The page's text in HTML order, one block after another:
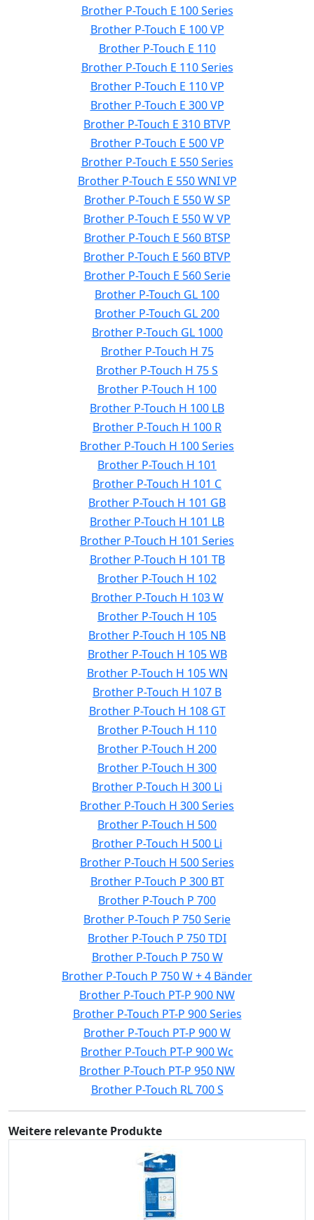
Brother P-Touch E 100 Series
Brother P-Touch E 100 VP
Brother P-Touch E 110
Brother P-Touch E 110 Series
Brother P-Touch E 110 VP
Brother P-Touch E 300 VP
Brother P-Touch E 310 BTVP
Brother P-Touch E 500 VP
Brother P-Touch E 550 Series
Brother P-Touch E 550 WNI VP
Brother P-Touch E 550 W SP
Brother P-Touch E 550 W VP
Brother P-Touch E 560 BTSP
Brother P-Touch E 560 BTVP
Brother P-Touch E 560 Serie
Brother P-Touch GL 100
Brother P-Touch GL 200
Brother P-Touch GL 1000
Brother P-Touch H 75
Brother P-Touch H 75 S
Brother P-Touch H 100
Brother P-Touch H 100 LB
Brother P-Touch H 100 R
Brother P-Touch H 100 Series
Brother P-Touch H 101
Brother P-Touch H 101 C
Brother P-Touch H 101 GB
Brother P-Touch H 101 LB
Brother P-Touch H 101 Series
Brother P-Touch H 101 TB
Brother P-Touch H 102
Brother P-Touch H 103 W
Brother P-Touch H 105
Brother P-Touch H 105 NB
Brother P-Touch H 105 WB
Brother P-Touch H 105 WN
Brother P-Touch H 107 B
Brother P-Touch H 108 GT
Brother P-Touch H 110
Brother P-Touch H 200
Brother P-Touch H 300
Brother P-Touch H 300 Li
Brother P-Touch H 300 Series
Brother P-Touch H 500
Brother P-Touch H 500 Li
Brother P-Touch H 500 Series
Brother P-Touch P 300 BT
Brother P-Touch P 700
Brother P-Touch P 750 Serie
Brother P-Touch P 750 TDI
Brother P-Touch P 750 W
Brother P-Touch P 750 W + 4 Bänder
Brother P-Touch PT-P 900 NW
Brother P-Touch PT-P 900 Series
Brother P-Touch PT-P 900 W
Brother P-Touch PT-P 900 Wc
Brother P-Touch PT-P 950 NW
Brother P-Touch RL 700 S
Weitere relevante Produkte